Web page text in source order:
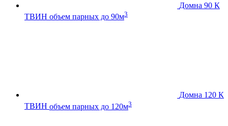
Домна 90 К
ТВИН объем парных до 90м3
Домна 120 К
ТВИН объем парных до 120м3